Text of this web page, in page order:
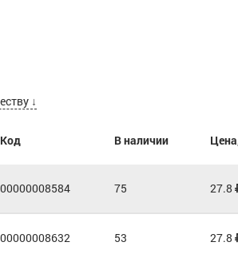
↓
Код В наличии
00000008584 75 27.8
00000008632 53 27.8